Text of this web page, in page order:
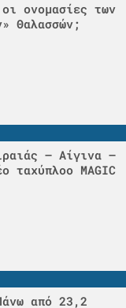
ονομασίες των
Θαλασσών;
– Αίγινα –
ταχύπλοο MAGIC
από 23,2